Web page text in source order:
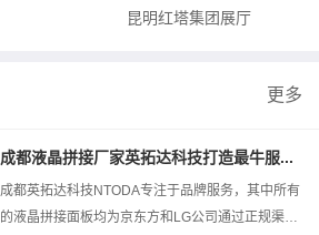
昆明红塔集团展厅
更多
成都液晶拼接厂家英拓达科技打造最牛服...
成都英拓达科技NTODA专注于品牌服务，其中所有
的液晶拼接面板均为京东方和LG公司通过正规渠道